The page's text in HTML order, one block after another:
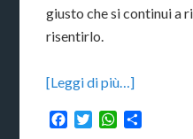
giusto che si continui a
risentirlo.
[Leggi di più…]
Facebook
TwitterWhatsApp